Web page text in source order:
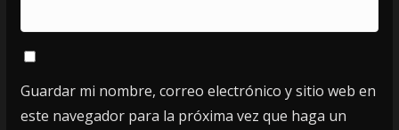
Guardar mi nombre, correo electrónico y sitio web en
este navegador para la próxima vez que haga un